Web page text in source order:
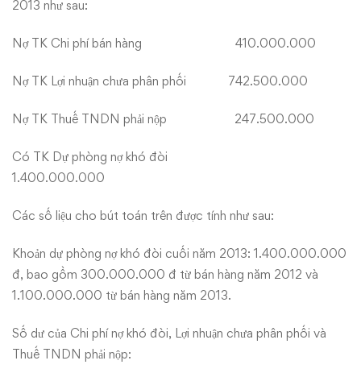
2013 như sau:
Nợ TK Chi phí bán hàng 410.000.000
Nợ TK Lợi nhuận chưa phân phối 742.500.000
Nợ TK Thuế TNDN phải nộp 247.500.000
Có TK Dự phòng nợ khó đòi
1.400.000.000
Các số liệu cho bút toán trên được tính như sau:
Khoản dự phòng nợ khó đòi cuối năm 2013: 1.400.000.000
đ, bao gồm 300.000.000 đ từ bán hàng năm 2012 và
1.100.000.000 từ bán hàng năm 2013.
Số dư của Chi phí nợ khó đòi, Lợi nhuận chưa phân phối và
Thuế TNDN phải nộp: